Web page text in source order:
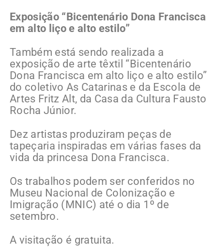
Exposição “Bicentenário Dona Francisca
em alto liço e alto estilo”
Também está sendo realizada a
exposição de arte têxtil “Bicentenário
Dona Francisca em alto liço e alto estilo”
do coletivo As Catarinas e da Escola de
Artes Fritz Alt, da Casa da Cultura Fausto
Rocha Júnior.
Dez artistas produziram peças de
tapeçaria inspiradas em várias fases da
vida da princesa Dona Francisca.
Os trabalhos podem ser conferidos no
Museu Nacional de Colonização e
Imigração (MNIC) até o dia 1º de
setembro.
A visitação é gratuita.